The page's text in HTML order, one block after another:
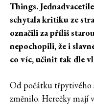
Things.
schytala kritiku ze
označili za příliš
nepochopili, že i
co víc, učinit tak dle
Od počátku třpytivého
změnilo. Herečky mají